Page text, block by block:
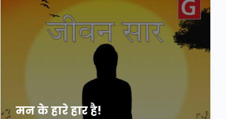
मन के हारे हार है!